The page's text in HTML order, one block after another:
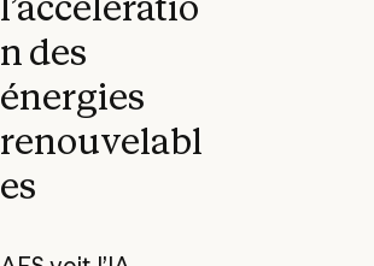
n des
énergies
renouvelabl
es